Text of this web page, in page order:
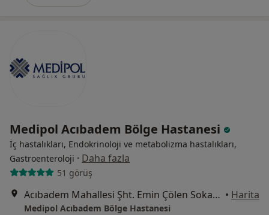
Medipol Acıbadem Bölge Hastanesi
İç hastalıkları, Endokrinoloji ve metabolizma hastalıkları,
Gastroenteroloji · Daha fazla
51 görüş
Acıbadem Mahallesi Şht. Emin Çölen Sokağı No:4, Kadıköy • Harita
Medipol Acıbadem Bölge Hastanesi